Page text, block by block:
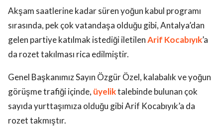
Akşam saatlerine kadar süren yoğun kabul programı
sırasında, pek çok vatandaşa olduğu gibi, Antalya’dan
gelen partiye katılmak istediği iletilenArif Kocabıyık’a
da rozet takılması rica edilmiştir.
Genel Başkanımız Sayın Özgür Özel, kalabalık ve yoğun
görüşme trafiği içinde, üyeliktalebinde bulunan çok
sayıda yurttaşımıza olduğu gibi Arif Kocabıyık’a da
rozet takmıştır.